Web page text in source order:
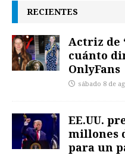
RECIENTES
Actriz de
cuánto
OnlyFans
sábado 8 de
EE.UU.
millones
para un